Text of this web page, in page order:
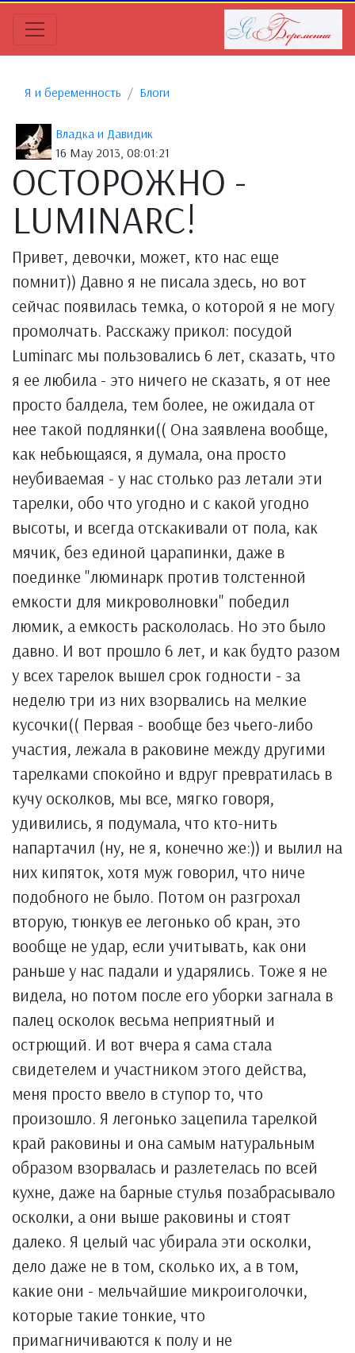
Я и беременность Блоги
Владка и Давидик
16 May 2013, 08:01:21
ОСТОРОЖНО -
LUMINARC!
Привет, девочки, может, кто нас еще
помнит)) Давно я не писала здесь, но вот
сейчас появилась темка, о которой я не могу
промолчать. Расскажу прикол: посудой
Luminarc мы пользовались 6 лет, сказать, что
я ее любила - это ничего не сказать, я от нее
просто балдела, тем более, не ожидала от
нее такой подлянки(( Она заявлена вообще,
как небьющаяся, я думала, она просто
неубиваемая - у нас столько раз летали эти
тарелки, обо что угодно и с какой угодно
высоты, и всегда отскакивали от пола, как
мячик, без единой царапинки, даже в
поединке "люминарк против толстенной
емкости для микроволновки" победил
люмик, а емкость раскололась. Но это было
давно. И вот прошло 6 лет, и как будто разом
у всех тарелок вышел срок годности - за
неделю три из них взорвались на мелкие
кусочки(( Первая - вообще без чьего-либо
участия, лежала в раковине между другими
тарелками спокойно и вдруг превратилась в
кучу осколков, мы все, мягко говоря,
удивились, я подумала, что кто-нить
напартачил (ну, не я, конечно же:)) и вылил на
них кипяток, хотя муж говорил, что ниче
подобного не было. Потом он разгрохал
вторую, тюнкув ее легонько об кран, это
вообще не удар, если учитывать, как они
раньше у нас падали и ударялись. Тоже я не
видела, но потом после его уборки загнала в
палец осколок весьма неприятный и
острющий. И вот вчера я сама стала
свидетелем и участником этого действа,
меня просто ввело в ступор то, что
произошло. Я легонько зацепила тарелкой
край раковины и она самым натуральным
образом взорвалась и разлетелась по всей
кухне, даже на барные стулья позабрасывало
осколки, а они выше раковины и стоят
далеко. Я целый час убирала эти осколки,
дело даже не в том, сколько их, а в том,
какие они - мельчайшие микроиголочки,
которые такие тонкие, что
примагничиваются к полу и не